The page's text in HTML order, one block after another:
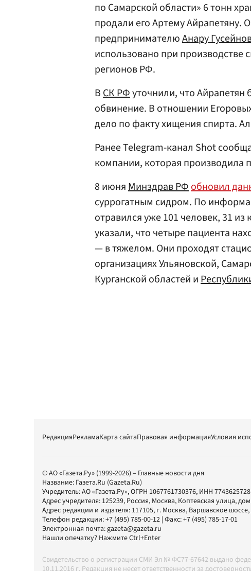
по Самарской области» 6 тонн
продали его Артему Айрапетяну.
предпринимателюАнару
использовано при производстве
регионов РФ.
ВСК РФуточнили, что
обвинение. В отношении
дело по факту хищения спирта.
Ранее Telegram-канал Shot
компании, которая производила
8 июняМинздрав РФобновил
суррогатным сидром. По
отравился уже 101 человек, 31
указали, что четыре пациента
— в тяжелом. Они проходят
организациях Ульяновской,
Курганской областей и
РедакцияРекламаКарта сайтаПравовая информацияУсловия
© АО «Газета.Ру» (1999-2026) – Главные новости дня
Название: Газета.Ru (Gazeta.Ru)
Учредитель:АО «Газета.Ру», ОГРН 1067761730376, ИНН 7743625728
Адрес учредителя: 125239, Россия, Москва, Коптевская улица,
Адрес редакции и издателя: 117105, г. Москва, Варшавское шоссе,
Телефон редакции:+7 (495) 785-00-12 | Факс:+7 (495) 785-17-01
Электронная почта:gazeta@gazeta.ru
Нашли опечатку? Нажмите Ctrl+Enter
Свидетельство о регистрации СМИ Эл № ФС77-67642 выдано
10.11.2016 г. Редакция не несет ответственности за